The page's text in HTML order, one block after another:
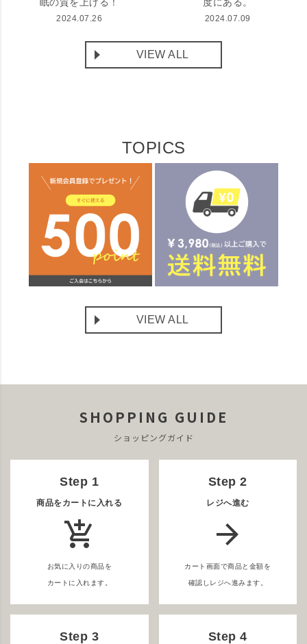
2024.07.26 2024.07.09
VIEW ALL
TOPICS
VIEW ALL
SHOPPING GUIDE
ショッピングガイド
Step 1
商品をカートに入れる
add_shopping_cart
お気に入りの商品を
カートに入れます。
Step 2
レジへ進む
arrow_forward
カート画面で商品と金額を
確認しレジへ進みます。
Step 3 Step 4